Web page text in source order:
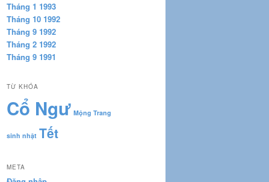
Tháng 1 1993
Tháng 10 1992
Tháng 9 1992
Tháng 2 1992
Tháng 9 1991
TỪ KHÓA
Cổ Ngư Mộng Trang
sinh nhật Tết
META